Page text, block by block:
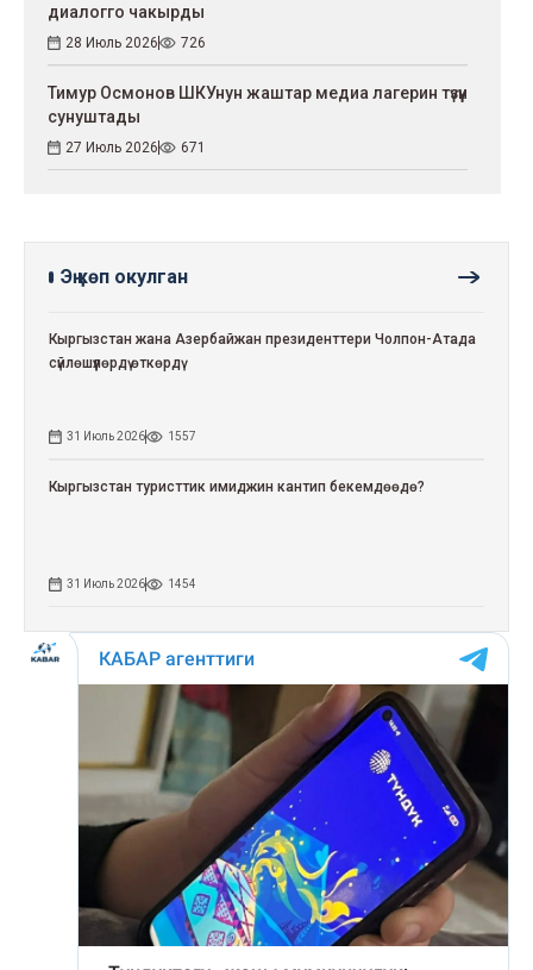
диалогго чакырды
28 Июль 2026 726
Тимур Осмонов ШКУнун жаштар медиа лагерин түзүүнү
сунуштады
27 Июль 2026 671
Эң көп окулган
Кыргызстан жана Азербайжан президенттери Чолпон-Атада
сүйлөшүүлөрдү өткөрдү
31 Июль 2026 1557
Кыргызстан туристтик имиджин кантип бекемдөөдө?
31 Июль 2026 1454